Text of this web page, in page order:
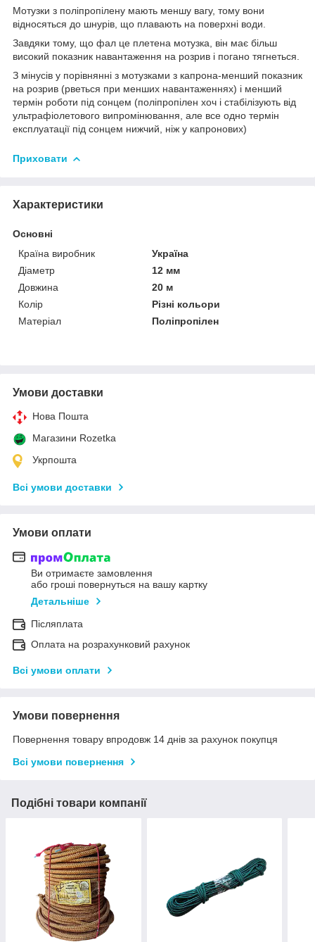
Мотузки з поліпропілену мають меншу вагу, тому вони
відносяться до шнурів, що плавають на поверхні води.
Завдяки тому, що фал це плетена мотузка, він має більш
високий показник навантаження на розрив і погано тягнеться.
З мінусів у порівнянні з мотузками з капрона-менший показник
на розрив (рветься при менших навантаженнях) і менший
термін роботи під сонцем (поліпропілен хоч і стабілізують від
ультрафіолетового випромінювання, але все одно термін
експлуатації під сонцем нижчий, ніж у капронових)
Приховати
Характеристики
Основні
Країна виробник
Україна
Діаметр
12 мм
Довжина
20 м
Колір
Різні кольори
Матеріал
Поліпропілен
Умови доставки
Нова Пошта
Магазини Rozetka
Укрпошта
Всі умови доставки
Умови оплати
Ви отримаєте замовлення
або гроші повернуться на вашу картку
Детальніше
Післяплата
Оплата на розрахунковий рахунок
Всі умови оплати
Умови повернення
Повернення товару впродовж 14 днів за рахунок покупця
Всі умови повернення
Подібні товари компанії